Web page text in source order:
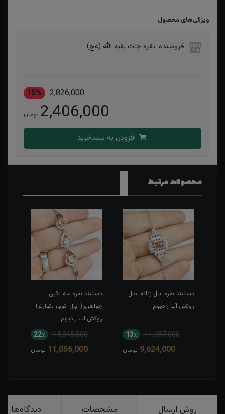
ویژگی‌های محصول
فروشنده: نقره جات بقیه الله (عج)
2,826,000
15%
2,406,000 تومان
محصولات مرتبط
دستبند نقره اپال زنانه اصل
روکش آب رادیوم
11,057,000 13٪
9,624,000 تومان
دستبند نقره سه نگین
جواهری( اپال ،توپاز ،کوارتز)
روکش اب رادیوم
14,045,000 22٪
11,056,000 تومان
روش ارسال مشخصات دیدگاه‌ها